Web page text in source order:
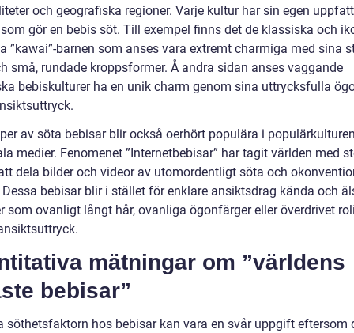
och geografiska regioner. Varje kultur har sin egen
gör en bebis söt. Till exempel finns det de klassiska och
”kawai”-barnen som anses vara extremt charmiga med sina
små, rundade kroppsformer. Å andra sidan anses vaggande
bebiskulturer ha en unik charm genom sina uttrycksfulla
av söta bebisar blir också oerhört populära i
medier. Fenomenet ”Internetbebisar” har tagit världen med
dela bilder och videor av utomordentligt söta och
Dessa bebisar blir i stället för enklare ansiktsdrag kända och
som ovanligt långt hår, ovanliga ögonfärger eller överdrivet
mätningar om ”världens
bebisar”
söthetsfaktorn hos bebisar kan vara en svår uppgift eftersom